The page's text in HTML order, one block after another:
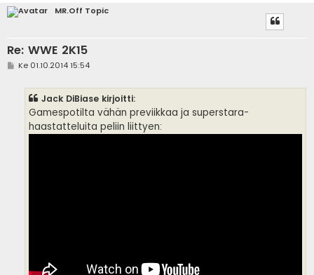
MR.Off Topic
Re: WWE 2K15
VKe 01.10.2014 15:54
Jack DiBiase kirjoitti:
Gamespotilta vähän previikkaa ja superstara-
haastatteluita peliin liittyen: